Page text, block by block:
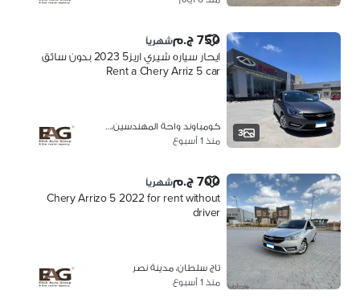
3
750 ج.م شهرياً
ايحار سياره شيري اريز5 2023 بدون سائق
Rent a Chery Arriz 5 car
كومباوند واحة المهندسين، 6 اكتوبر
منذ 1 أسبوع
700 ج.م شهرياً
Chery Arrizo 5 2022 for rent without
driver
تاج سلطان، مدينة نصر
منذ 1 أسبوع